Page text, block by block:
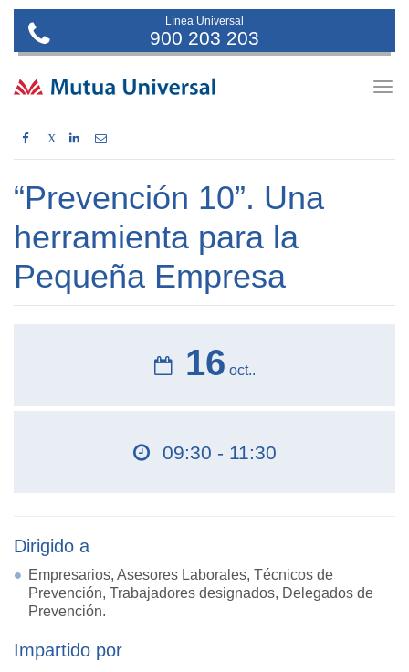
Línea Universal
900 203 203
X
“Prevención 10”. Una
herramienta para la
Pequeña Empresa
16 oct..
09:30 - 11:30
Dirigido a
Empresarios, Asesores Laborales, Técnicos de
Prevención, Trabajadores designados, Delegados de
Prevención.
Impartido por